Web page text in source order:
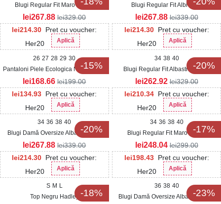
Blugi Regular Fit Maro Hetiris
lei214.30 Pret cu voucher:
Her20
Aplică
lei267.88 lei329.00
Blugi Regular Fit Albi Elwy
lei214.30 Pret cu voucher:
Her20
Aplică
lei267.88 lei339.00
-15%
26 27 28 29 30
Pantaloni Piele Ecologica Negru Izetta
lei134.93 Pret cu voucher:
Her20
Aplică
lei168.66 lei199.00
-20%
34 38 40
Blugi Regular Fit Albastri Henley
lei210.34 Pret cu voucher:
Her20
Aplică
lei262.92 lei329.00
-20%
34 36 38 40
Blugi Damă Oversize Albastri Lotyn
lei214.30 Pret cu voucher:
Her20
Aplică
lei267.88 lei339.00
-17%
34 36 38 40
Blugi Regular Fit Maro Emlyn
lei198.43 Pret cu voucher:
Her20
Aplică
lei248.04 lei299.00
-18%
S M L
Top Negru Hadley
-23%
36 38 40
Blugi Damă Oversize Albastri Marilo